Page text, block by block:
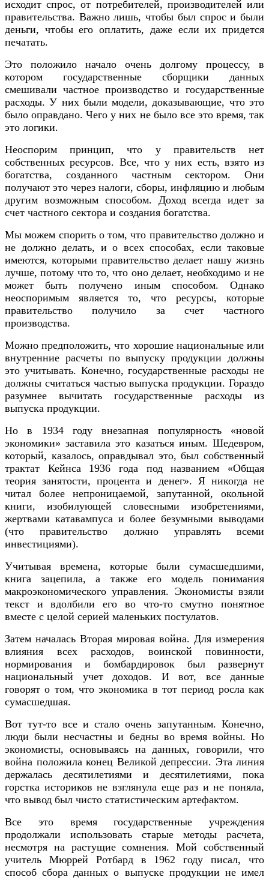
исходит спрос, от потребителей, производителей или
правительства. Важно лишь, чтобы был спрос и были
деньги, чтобы его оплатить, даже если их придется
печатать.
Это положило начало очень долгому процессу, в
котором государственные сборщики данных
смешивали частное производство и государственные
расходы. У них были модели, доказывающие, что это
было оправдано. Чего у них не было все это время, так
это логики.
Неоспорим принцип, что у правительств нет
собственных ресурсов. Все, что у них есть, взято из
богатства, созданного частным сектором. Они
получают это через налоги, сборы, инфляцию и любым
другим возможным способом. Доход всегда идет за
счет частного сектора и создания богатства.
Мы можем спорить о том, что правительство должно и
не должно делать, и о всех способах, если таковые
имеются, которыми правительство делает нашу жизнь
лучше, потому что то, что оно делает, необходимо и не
может быть получено иным способом. Однако
неоспоримым является то, что ресурсы, которые
правительство получило за счет частного
производства.
Можно предположить, что хорошие национальные или
внутренние расчеты по выпуску продукции должны
это учитывать. Конечно, государственные расходы не
должны считаться частью выпуска продукции. Гораздо
разумнее вычитать государственные расходы из
выпуска продукции.
Но в 1934 году внезапная популярность «новой
экономики» заставила это казаться иным. Шедевром,
который, казалось, оправдывал это, был собственный
трактат Кейнса 1936 года под названием «Общая
теория занятости, процента и денег». Я никогда не
читал более непроницаемой, запутанной, окольной
книги, изобилующей словесными изобретениями,
жертвами катавампуса и более безумными выводами
(что правительство должно управлять всеми
инвестициями).
Учитывая времена, которые были сумасшедшими,
книга зацепила, а также его модель понимания
макроэкономического управления. Экономисты взяли
текст и вдолбили его во что-то смутно понятное
вместе с целой серией маленьких постулатов.
Затем началась Вторая мировая война. Для измерения
влияния всех расходов, воинской повинности,
нормирования и бомбардировок был развернут
национальный учет доходов. И вот, все данные
говорят о том, что экономика в тот период росла как
сумасшедшая.
Вот тут-то все и стало очень запутанным. Конечно,
люди были несчастны и бедны во время войны. Но
экономисты, основываясь на данных, говорили, что
война положила конец Великой депрессии. Эта линия
держалась десятилетиями и десятилетиями, пока
горстка историков не взглянула еще раз и не поняла,
что вывод был чисто статистическим артефактом.
Все это время государственные учреждения
продолжали использовать старые методы расчета,
несмотря на растущие сомнения. Мой собственный
учитель Мюррей Ротбард в 1962 году писал, что
способ сбора данных о выпуске продукции не имел